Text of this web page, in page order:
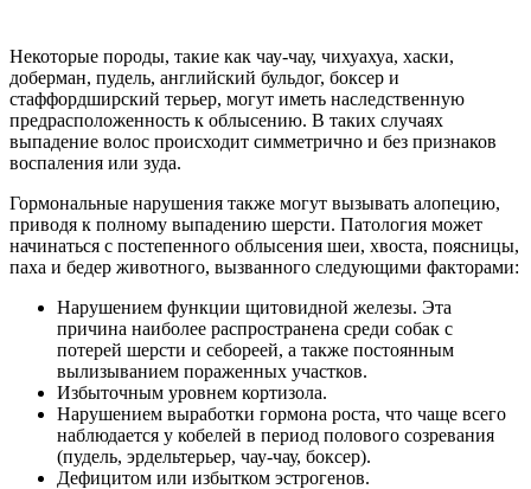
Некоторые породы, такие как чау-чау, чихуахуа, хаски,
доберман, пудель, английский бульдог, боксер и
стаффордширский терьер, могут иметь наследственную
предрасположенность к облысению. В таких случаях
выпадение волос происходит симметрично и без признаков
воспаления или зуда.
Гормональные нарушения также могут вызывать алопецию,
приводя к полному выпадению шерсти. Патология может
начинаться с постепенного облысения шеи, хвоста, поясницы,
паха и бедер животного, вызванного следующими факторами:
Нарушением функции щитовидной железы. Эта
причина наиболее распространена среди собак с
потерей шерсти и себореей, а также постоянным
вылизыванием пораженных участков.
Избыточным уровнем кортизола.
Нарушением выработки гормона роста, что чаще всего
наблюдается у кобелей в период полового созревания
(пудель, эрдельтерьер, чау-чау, боксер).
Дефицитом или избытком эстрогенов.